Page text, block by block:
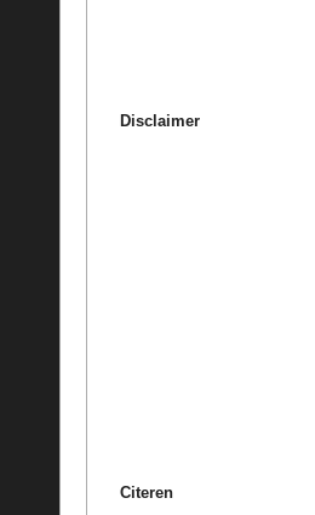
Disclaimer
Citeren